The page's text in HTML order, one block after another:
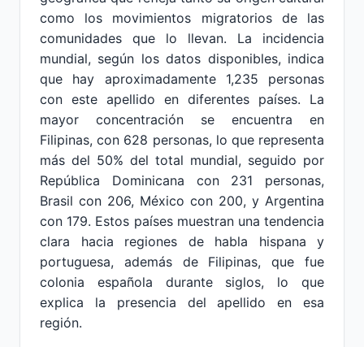
como los movimientos migratorios de las
comunidades que lo llevan. La incidencia
mundial, según los datos disponibles, indica
que hay aproximadamente 1,235 personas
con este apellido en diferentes países. La
mayor concentración se encuentra en
Filipinas, con 628 personas, lo que representa
más del 50% del total mundial, seguido por
República Dominicana con 231 personas,
Brasil con 206, México con 200, y Argentina
con 179. Estos países muestran una tendencia
clara hacia regiones de habla hispana y
portuguesa, además de Filipinas, que fue
colonia española durante siglos, lo que
explica la presencia del apellido en esa
región.